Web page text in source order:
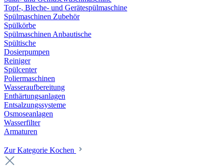
Topf-, Bleche- und Gerätespülmaschine
Spülmaschinen Zubehör
Spülkörbe
Spülmaschinen Anbautische
Spültische
Dosierpumpen
Reiniger
Spülcenter
Poliermaschinen
Wasseraufbereitung
Enthärtungsanlagen
Entsalzungssysteme
Osmoseanlagen
Wasserfilter
Armaturen
Zur Kategorie Kochen